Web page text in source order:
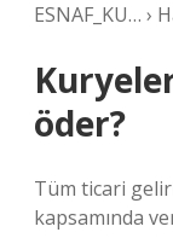
ESNAF_KU… ›
öder?
Tüm ticari
kapsamında